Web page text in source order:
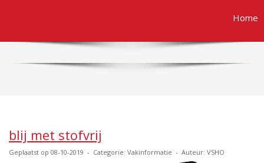
Home
blij met stofvrij
Geplaatst op 08-10-2019 - Categorie: Vakinformatie - Auteur: VSHO